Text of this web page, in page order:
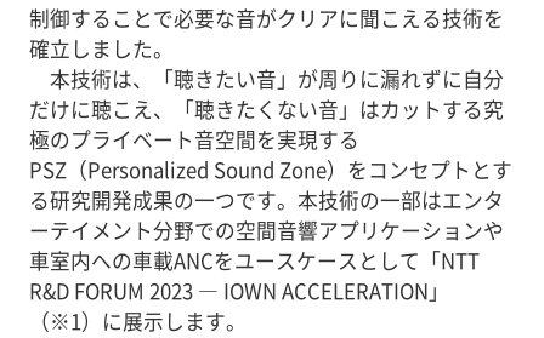
制御することで必要な音がクリアに聞こえる技術を
確立しました。
本技術は、「聴きたい音」が周りに漏れずに自分
だけに聴こえ、「聴きたくない音」はカットする究
極のプライベート音空間を実現する
PSZ（Personalized Sound Zone）をコンセプトとす
る研究開発成果の一つです。本技術の一部はエンタ
ーテイメント分野での空間音響アプリケーションや
車室内への車載ANCをユースケースとして「NTT
R&D FORUM 2023 ― IOWN ACCELERATION」
（※1）に展示します。